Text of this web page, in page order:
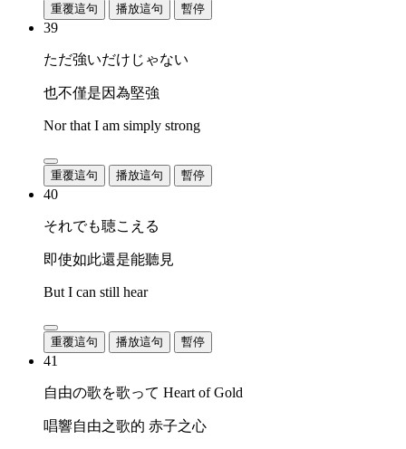
重覆這句 播放這句 暫停
39
ただ強いだけじゃない
也不僅是因為堅強
Nor that I am simply strong
重覆這句 播放這句 暫停
40
それでも聴こえる
即使如此還是能聽見
But I can still hear
重覆這句 播放這句 暫停
41
自由の歌を歌って Heart of Gold
唱響自由之歌的 赤子之心